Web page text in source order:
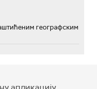
географским